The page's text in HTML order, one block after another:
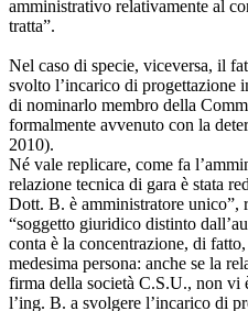
amministrativo relativamente al
tratta”.
Nel caso di specie, viceversa, il
svolto l’incarico di progettazione
di nominarlo membro della
formalmente avvenuto con la
2010).
Né vale replicare, come fa
relazione tecnica di gara è stata
Dott. B. è amministratore unico”,
“soggetto giuridico distinto
conta è la concentrazione, di
medesima persona: anche se la
firma della società C.S.U., non vi
l’ing. B. a svolgere l’incarico di